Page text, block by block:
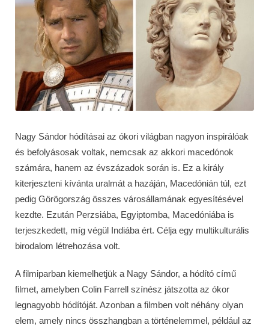
Nagy Sándor hódításai az ókori világban nagyon inspirálóak
és befolyásosak voltak, nemcsak az akkori macedónok
számára, hanem az évszázadok során is. Ez a király
kiterjeszteni kívánta uralmát a hazáján, Macedónián túl, ezt
pedig Görögország összes városállamának egyesítésével
kezdte. Ezután Perzsiába, Egyiptomba, Macedóniába is
terjeszkedett, míg végül Indiába ért. Célja egy multikulturális
birodalom létrehozása volt.
A filmiparban kiemelhetjük a Nagy Sándor, a hódító című
filmet, amelyben Colin Farrell színész játszotta az ókor
legnagyobb hódítóját. Azonban a filmben volt néhány olyan
elem, amely nincs összhangban a történelemmel, például az